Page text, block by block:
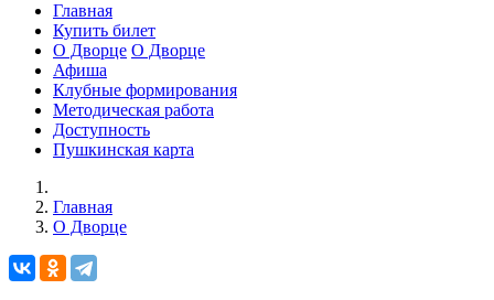
Главная
Купить билет
О Дворце О Дворце
Афиша
Клубные формирования
Методическая работа
Доступность
Пушкинская карта
Главная
О Дворце